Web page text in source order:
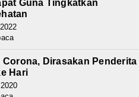
Guna Tingkatkan
Corona, Dirasakan Penderita
Hari